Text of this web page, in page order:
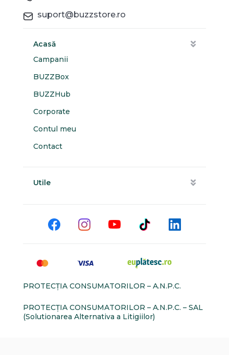
suport@buzzstore.ro
Acasă
Campanii
BUZZBox
BUZZHub
Corporate
Contul meu
Contact
Utile
PROTECŢIA CONSUMATORILOR – A.N.P.C.
PROTECŢIA CONSUMATORILOR – A.N.P.C. – SAL
(Solutionarea Alternativa a Litigiilor)